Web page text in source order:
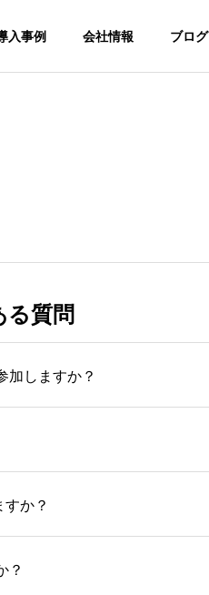
入事例 会社情報 ブログ
力を伝え
質問
加しますか？
か？
？